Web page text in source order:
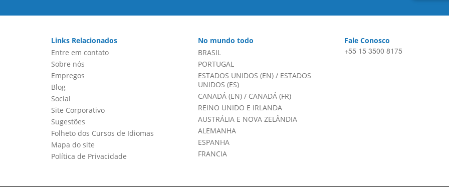
Links Relacionados
Entre em contato
Sobre nós
Empregos
Blog
Social
Site Corporativo
Sugestões
Folheto dos Cursos de Idiomas
Mapa do site
Política de Privacidade
No mundo todo
BRASIL
PORTUGAL
ESTADOS UNIDOS (EN)/ ESTADOS
UNIDOS (ES)
CANADÁ (EN)/ CANADÁ (FR)
REINO UNIDO E IRLANDA
AUSTRÁLIA E NOVA ZELÂNDIA
ALEMANHA
ESPANHA
FRANCIA
Fale Conosco
+55 15 3500 8175